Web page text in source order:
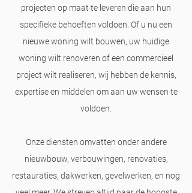
projecten op maat te leveren die aan hun
specifieke behoeften voldoen. Of u nu een
nieuwe woning wilt bouwen, uw huidige
woning wilt renoveren of een commercieel
project wilt realiseren, wij hebben de kennis,
expertise en middelen om aan uw wensen te
voldoen.
Onze diensten omvatten onder andere
nieuwbouw, verbouwingen, renovaties,
restauraties, dakwerken, gevelwerken, en nog